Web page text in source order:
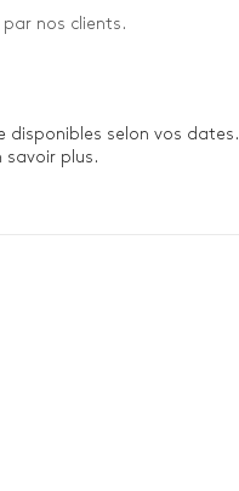
par nos clients.
disponibles selon vos dates.
savoir plus.